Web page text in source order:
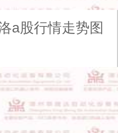
a股行情走势图